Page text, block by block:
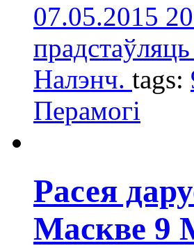
07.05.2015
Налэнч. tags:
Перамогі
Расея
Маскве 9